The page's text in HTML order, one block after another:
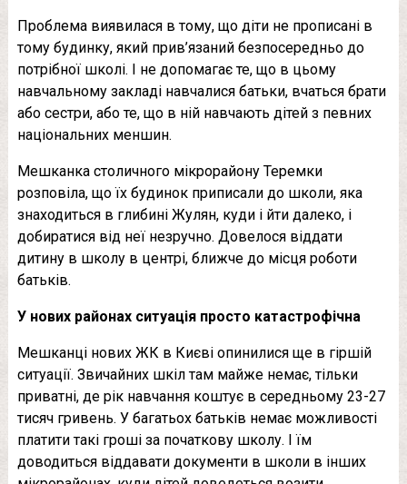
Проблема виявилася в тому, що діти не прописані в
тому будинку, який прив’язаний безпосередньо до
потрібної школі. І не допомагає те, що в цьому
навчальному закладі навчалися батьки, вчаться брати
або сестри, або те, що в ній навчають дітей з певних
національних меншин.
Мешканка столичного мікрорайону Теремки
розповіла, що їх будинок приписали до школи, яка
знаходиться в глибині Жулян, куди і йти далеко, і
добиратися від неї незручно. Довелося віддати
дитину в школу в центрі, ближче до місця роботи
батьків.
У нових районах ситуація просто катастрофічна
Мешканці нових ЖК в Києві опинилися ще в гіршій
ситуації. Звичайних шкіл там майже немає, тільки
приватні, де рік навчання коштує в середньому 23-27
тисяч гривень. У багатьох батьків немає можливості
платити такі гроші за початкову школу. І їм
доводиться віддавати документи в школи в інших